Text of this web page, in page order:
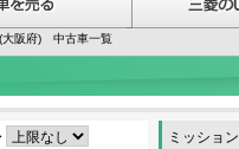
大阪府) 中古車一覧
ミッション